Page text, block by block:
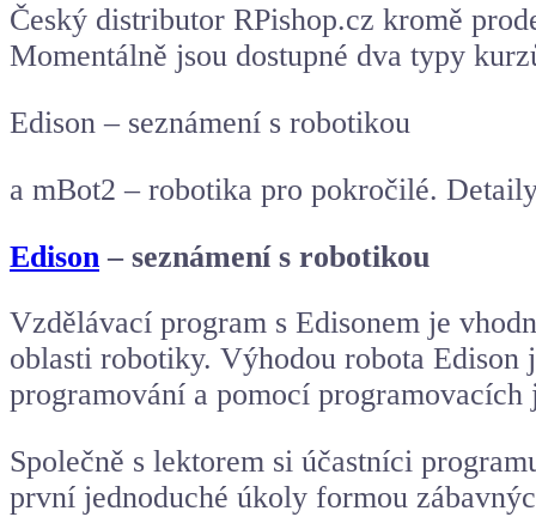
Český distributor RPishop.cz kromě
Momentálně jsou dostupné dva typy
Edison – seznámení s robotikou
a mBot2 – robotika pro pokročilé.
Edison – seznámení s robotikou
Vzdělávací program s Edisonem je
oblasti robotiky. Výhodou robota Edison
programování a pomocí
Společně s lektorem si účastníci
první jednoduché úkoly formou